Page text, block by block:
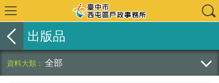
出版品
全部